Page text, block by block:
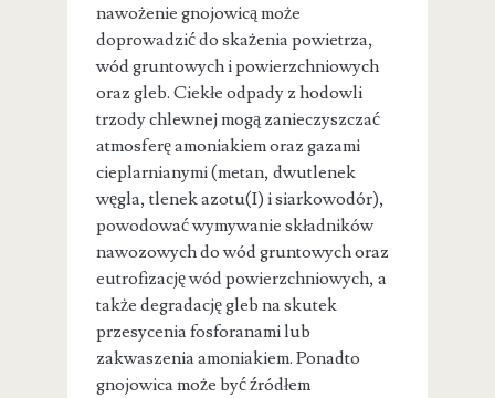
nawożenie gnojowicą może
doprowadzić do skażenia powietrza,
wód gruntowych i powierzchniowych
oraz gleb. Ciekłe odpady z hodowli
trzody chlewnej mogą zanieczyszczać
atmosferę amoniakiem oraz gazami
cieplarnianymi (metan, dwutlenek
węgla, tlenek azotu(I) i siarkowodór),
powodować wymywanie składników
nawozowych do wód gruntowych oraz
eutrofizację wód powierzchniowych, a
także degradację gleb na skutek
przesycenia fosforanami lub
zakwaszenia amoniakiem. Ponadto
gnojowica może być źródłem